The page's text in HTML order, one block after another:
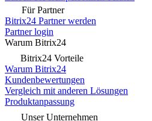
Für Partner
Bitrix24 Partner werden
Partner login
Warum Bitrix24
Bitrix24 Vorteile
Warum Bitrix24
Kundenbewertungen
Vergleich mit anderen Lösungen
Produktanpassung
Unser Unternehmen